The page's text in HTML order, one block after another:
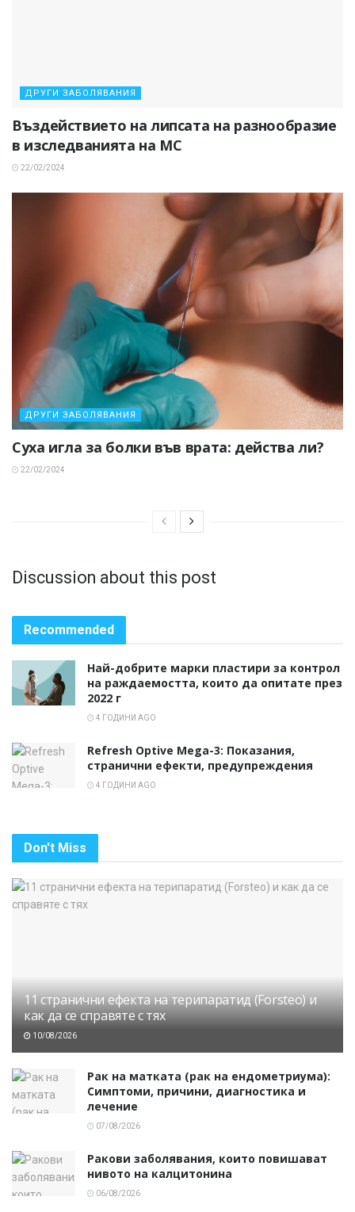
ДРУГИ ЗАБОЛЯВАНИЯ
Въздействието на липсата на разнообразие
в изследванията на МС
22/02/2024
ДРУГИ ЗАБОЛЯВАНИЯ
Суха игла за болки във врата: действа ли?
22/02/2024
Discussion about this post
Recommended
Най-добрите марки пластири за контрол
на раждаемостта, които да опитате през
2022 г
4 ГОДИНИ AGO
Refresh Optive Mega-3: Показания,
странични ефекти, предупреждения
4 ГОДИНИ AGO
Don't Miss
11 странични ефекта на терипаратид (Forsteo) и
как да се справяте с тях
10/08/2026
Рак на матката (рак на ендометриума):
Симптоми, причини, диагностика и
лечение
07/08/2026
Ракови заболявания, които повишават
нивото на калцитонина
06/08/2026